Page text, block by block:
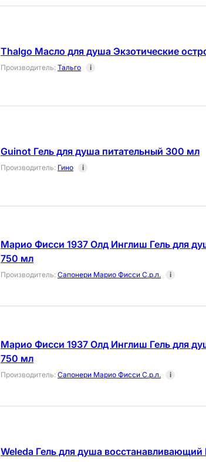
Thalgo Масло для душа Экзотические
Производитель: Тальго i
Guinot Гель для душа питательный 300 мл
Производитель: Гино i
Марио Фисси 1937 Олд Инглиш Гель для
750 мл
Производитель: Сапонери Марио Фисси С.р.л. i
Марио Фисси 1937 Олд Инглиш Гель для
750 мл
Производитель: Сапонери Марио Фисси С.р.л. i
Weleda Гель для душа